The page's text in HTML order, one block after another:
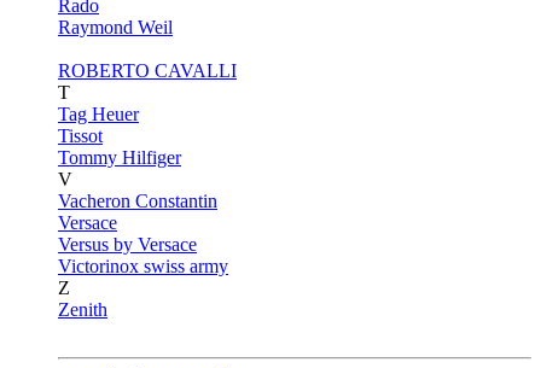
Rado
Raymond Weil
ROBERTO CAVALLI
T
Tag Heuer
Tissot
Tommy Hilfiger
V
Vacheron Constantin
Versace
Versus by Versace
Victorinox swiss army
Z
Zenith